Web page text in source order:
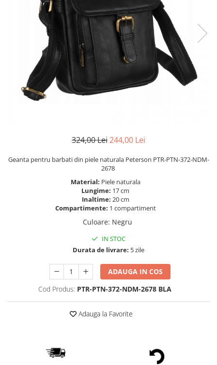
324,00 Lei244,00 Lei
Geanta pentru barbati din piele naturala Peterson PTR-PTN-372-NDM-
2678
Material: Piele naturala
Lungime: 17 cm
Inaltime: 20 cm
Compartimente: 1 compartiment
Culoare: Negru
IN STOC
Durata de livrare: 5 zile
ADAUGA IN COS
Cod Produs: PTR-PTN-372-NDM-2678 BLA
Adauga la Favorite